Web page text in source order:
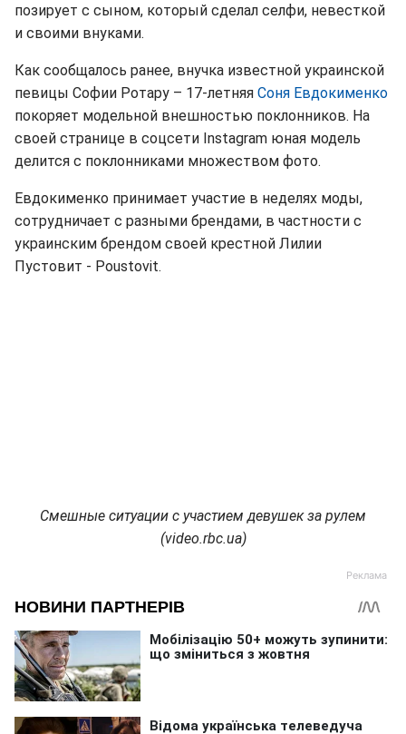
позирует с сыном, который сделал селфи, невесткой
и своими внуками.
Как сообщалось ранее, внучка известной украинской
певицы Софии Ротару – 17-летняя Соня Евдокименко
покоряет модельной внешностью поклонников. На
своей странице в соцсети Instagram юная модель
делится с поклонниками множеством фото.
Евдокименко принимает участие в неделях моды,
сотрудничает с разными брендами, в частности с
украинским брендом своей крестной Лилии
Пустовит - Poustovit.
Смешные ситуации с участием девушек за рулем
(video.rbc.ua)